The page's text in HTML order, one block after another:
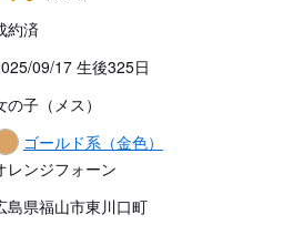
約済
09/17 生後325日
の子（メス）
ゴールド系（金色）
レンジフォーン
島県福山市東川口町